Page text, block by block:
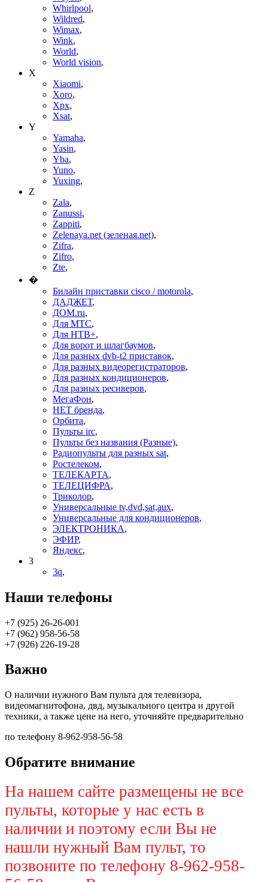
Whirlpool,
Wildred,
Wimax,
Wink,
World,
World vision,
X
Xiaomi,
Xoro,
Xpx,
Xsat,
Y
Yamaha,
Yasin,
Yba,
Yuno,
Yuxing,
Z
Zala,
Zanussi,
Zappiti,
Zelenaya.net (зеленая.net),
Zifra,
Zifro,
Zte,
�
Билайн приставки cisco / motorola,
ДАДЖЕТ,
ДОМ.ru,
Для МТС,
Для НТВ+,
Для ворот и шлагбаумов,
Для разных dvb-t2 приставок,
Для разных видеорегистраторов,
Для разных кондиционеров,
Для разных ресиверов,
МегаФон,
НЕТ бренда,
Орбита,
Пульты irc,
Пульты без названия (Разные),
Радиопульты для разных sat,
Ростелеком,
ТЕЛЕКАРТА,
ТЕЛЕЦИФРА,
Триколор,
Универсальные tv,dvd,sat,aux,
Универсальные для кондиционеров,
ЭЛЕКТРОНИКА,
ЭФИР,
Яндекс,
3
3q,
Наши телефоны
+7 (925) 26-26-001
+7 (962) 958-56-58
+7 (926) 226-19-28
Важно
О наличии нужного Вам пульта для телевизора,
видеомагнитофона, двд, музыкального центра и другой
техники, а также цене на него, уточняйте предварительно
по телефону 8-962-958-56-58
Обратите внимание
На нашем сайте размещены не все
пульты, которые у нас есть в
наличии и поэтому если Вы не
нашли нужный Вам пульт, то
позвоните по телефону 8-962-958-